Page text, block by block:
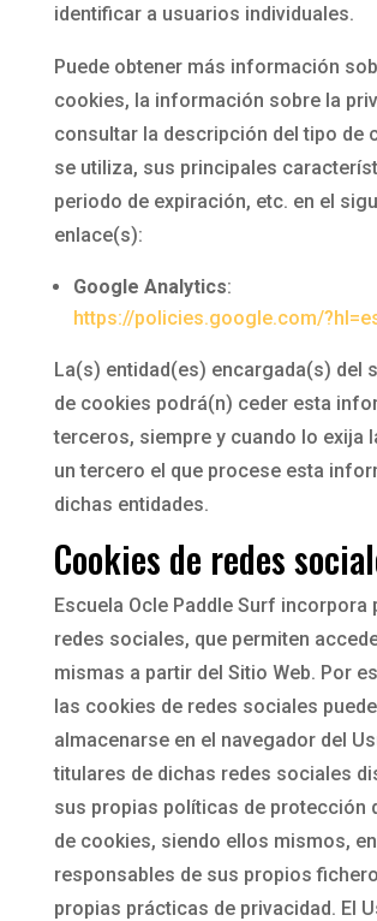
identificar a usuarios individuales.
Puede obtener más información
cookies, la información sobre la
consultar la descripción del tipo de
se utiliza, sus principales
periodo de expiración, etc. en el
enlace(s):
Google Analytics:
https://policies.google.com/
La(s) entidad(es) encargada(s) del
de cookies podrá(n) ceder esta
terceros, siempre y cuando lo exija
un tercero el que procese esta
dichas entidades.
Cookies de redes
Escuela Ocle Paddle Surf incorpora
redes sociales, que permiten
mismas a partir del Sitio Web. Por
las cookies de redes sociales
almacenarse en el navegador del
titulares de dichas redes sociales
sus propias políticas de protección
de cookies, siendo ellos mismos,
responsables de sus propios
propias prácticas de privacidad. El